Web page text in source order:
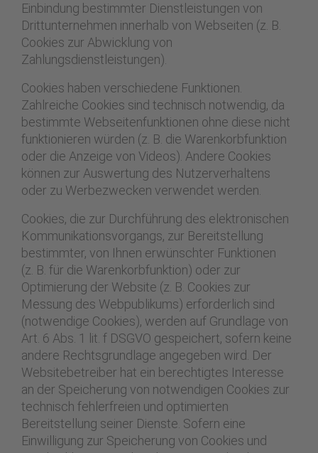
Einbindung bestimmter Dienstleistungen von
Drittunternehmen innerhalb von Webseiten (z. B.
Cookies zur Abwicklung von
Zahlungsdienstleistungen).
Cookies haben verschiedene Funktionen.
Zahlreiche Cookies sind technisch notwendig, da
bestimmte Webseitenfunktionen ohne diese nicht
funktionieren würden (z. B. die Warenkorbfunktion
oder die Anzeige von Videos). Andere Cookies
können zur Auswertung des Nutzerverhaltens
oder zu Werbezwecken verwendet werden.
Cookies, die zur Durchführung des elektronischen
Kommunikationsvorgangs, zur Bereitstellung
bestimmter, von Ihnen erwünschter Funktionen
(z. B. für die Warenkorbfunktion) oder zur
Optimierung der Website (z. B. Cookies zur
Messung des Webpublikums) erforderlich sind
(notwendige Cookies), werden auf Grundlage von
Art. 6 Abs. 1 lit. f DSGVO gespeichert, sofern keine
andere Rechtsgrundlage angegeben wird. Der
Websitebetreiber hat ein berechtigtes Interesse
an der Speicherung von notwendigen Cookies zur
technisch fehlerfreien und optimierten
Bereitstellung seiner Dienste. Sofern eine
Einwilligung zur Speicherung von Cookies und